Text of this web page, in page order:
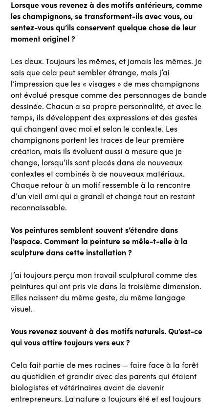
Lorsque vous revenez à des motifs antérieurs, comme
les champignons, se transforment-ils avec vous, ou
sentez-vous qu’ils conservent quelque chose de leur
moment originel ?
Les deux. Toujours les mêmes, et jamais les mêmes. Je
sais que cela peut sembler étrange, mais j’ai
l’impression que les « visages » de mes champignons
ont évolué presque comme des personnages de bande
dessinée. Chacun a sa propre personnalité, et avec le
temps, ils développent des expressions et des gestes
qui changent avec moi et selon le contexte. Les
champignons portent les traces de leur première
création, mais ils évoluent aussi à mesure que je
change, lorsqu’ils sont placés dans de nouveaux
contextes et combinés à de nouveaux matériaux.
Chaque retour à un motif ressemble à la rencontre
d’un vieil ami qui a grandi et changé tout en restant
reconnaissable.
Vos peintures semblent souvent s’étendre dans
l’espace. Comment la peinture se mêle-t-elle à la
sculpture dans cette installation ?
J’ai toujours perçu mon travail sculptural comme des
peintures qui ont pris vie dans la troisième dimension.
Elles naissent du même geste, du même langage
visuel.
Vous revenez souvent à des motifs naturels. Qu’est-ce
qui vous attire toujours vers eux ?
Cela fait partie de mes racines — faire face à la forêt
au quotidien et grandir avec des parents qui étaient
biologistes et vétérinaires avant de devenir
entrepreneurs. La nature a toujours été et est toujours